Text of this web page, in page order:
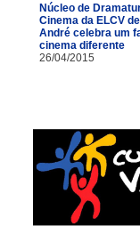
Núcleo de
Cinema da ELCV
André celebra um
cinema diferente
26/04/2015